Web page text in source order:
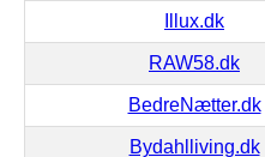
Illux.dk
RAW58.dk
BedreNætter.dk
Bydahlliving.dk